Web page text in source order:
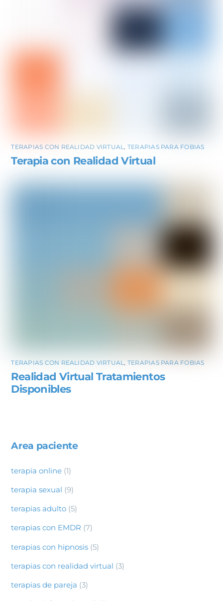
TERAPIAS CON REALIDAD VIRTUAL TERAPIAS PARA FOBIAS
Terapia con Realidad Virtual
TERAPIAS CON REALIDAD VIRTUAL, TERAPIAS PARA FOBIAS
Realidad Virtual Tratamientos
Disponibles
Area paciente
terapia online (1)
terapia sexual (9)
terapias adulto (5)
terapias con EMDR (7)
terapias con hipnosis (5)
terapias con realidad virtual (3)
terapias de pareja (3)